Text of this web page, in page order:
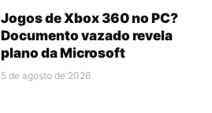
Jogos de Xbox 360 no PC?
Documento vazado revela
plano da Microsoft
5 de agosto de 2026